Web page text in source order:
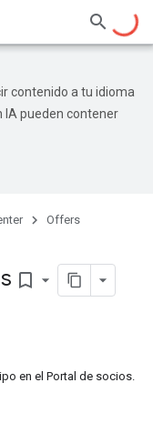
contenido a tu idioma
IA pueden contener
Offers
bookmark_border
en el Portal de socios.